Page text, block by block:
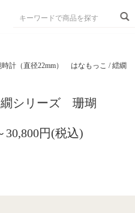
計（直径22mm） はなもっこ / 繧繝
シリーズ 珊瑚
30,800円(税込)